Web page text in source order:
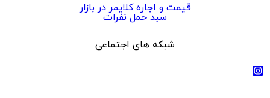
قیمت و اجاره کلایمر در بازار
سبد حمل نفرات
شبکه های اجتماعی